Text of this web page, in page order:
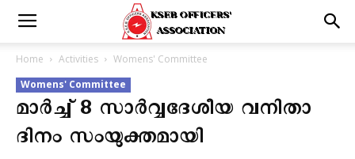
Home Activities
Womens' Committee
Womens' Committee
മാർച്ച് 8 സാർവ്വദേശീയ വനിതാ
ദിനം സംയുക്തമായി